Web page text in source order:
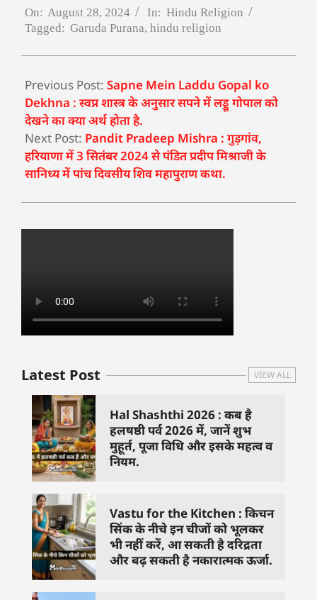
On: August 28, 2024 In: Hindu Religion
Tagged: Garuda Purana, hindu religion
Previous Post: Sapne Mein Laddu Gopal ko
Dekhna : स्वप्न शास्त्र के अनुसार सपने में लड्डू गोपाल को
देखने का क्या अर्थ होता है.
Next Post: Pandit Pradeep Mishra : गुड़गांव,
हरियाणा में 3 सितंबर 2024 से पंडित प्रदीप मिश्राजी के
सानिध्य में पांच दिवसीय शिव महापुराण कथा.
Latest Post VIEW ALL
Hal Shashthi 2026 : कब है
हलषष्ठी पर्व 2026 में, जानें शुभ
मुहूर्त, पूजा विधि और इसके महत्व व
नियम.
Vastu for the Kitchen : किचन
सिंक के नीचे इन चीजों को भूलकर
भी नहीं करें, आ सकती है दरिद्रता
और बढ़ सकती है नकारात्मक ऊर्जा.